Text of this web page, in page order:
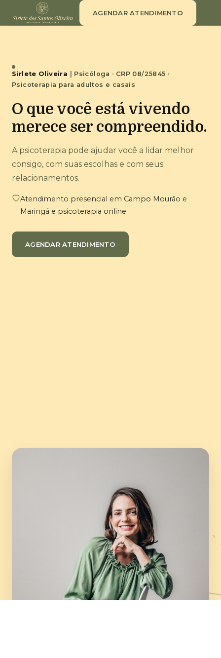
AGENDAR ATENDIMENTO
Sirlete Oliveira | Psicóloga · CRP 08/25845 ·
Psicoterapia para adultos e casais
O que você está vivendo
merece ser compreendido.
A psicoterapia pode ajudar você a lidar melhor
consigo, com suas escolhas e com seus
relacionamentos.
Atendimento presencial em Campo Mourão e
Maringá e psicoterapia online.
AGENDAR ATENDIMENTO